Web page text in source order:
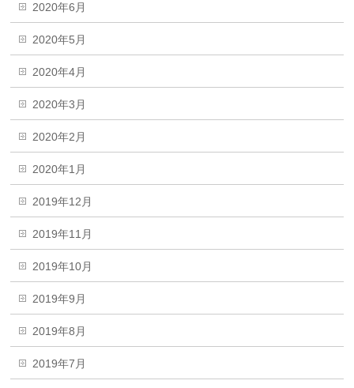
2020年6月
2020年5月
2020年4月
2020年3月
2020年2月
2020年1月
2019年12月
2019年11月
2019年10月
2019年9月
2019年8月
2019年7月